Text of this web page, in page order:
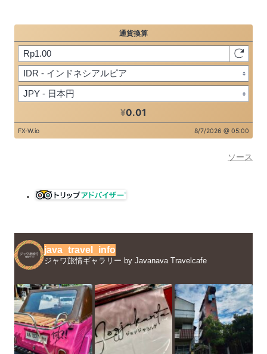
ソース
java_travel_info
ジャワ旅情ギャラリー by Javanava Travelcafe